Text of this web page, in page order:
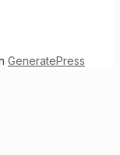
GeneratePress